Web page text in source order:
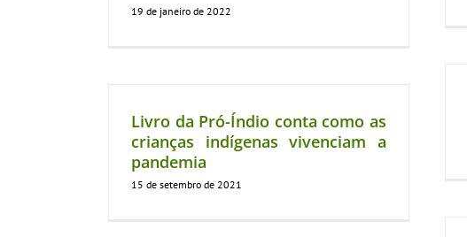
19 de janeiro de 2022
Livro da Pró-Índio conta como as
crianças indígenas vivenciam a
pandemia
15 de setembro de 2021